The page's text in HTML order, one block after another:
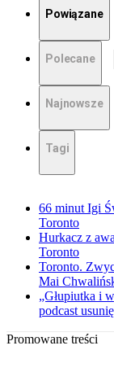
Powiązane
Polecane
Najnowsze
Tagi
66 minut Igi
Toronto
Hurkacz z
Toronto
Toronto.
Mai
„Głupiutka i
podcast
Promowane treści